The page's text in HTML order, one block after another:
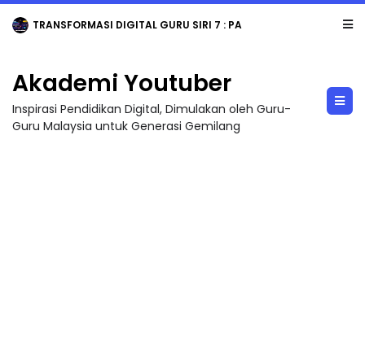
TRANSFORMASI DIGITAL GURU SIRI 7 : PAHLAWAN DIGITAL PENYELAMAT DUNIA
Akademi Youtuber
Inspirasi Pendidikan Digital, Dimulakan oleh Guru-
Guru Malaysia untuk Generasi Gemilang